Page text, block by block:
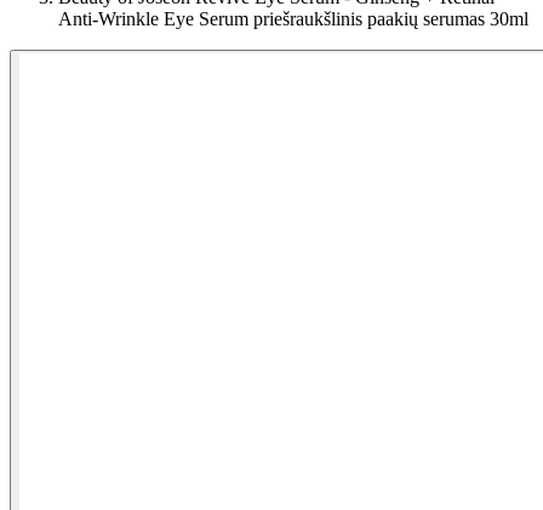
Anti-Wrinkle Eye Serum priešraukšlinis paakių serumas 30ml